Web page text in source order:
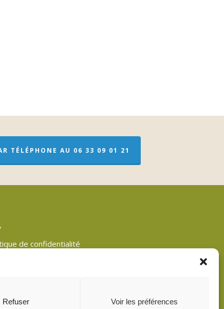
Refuser Voir les préférences
TÉLÉPHONE AU 06 33 09 01 21
de confidentialité